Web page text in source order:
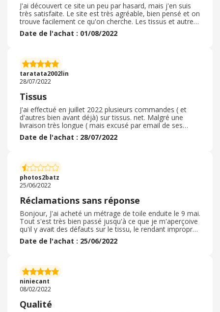
J'ai découvert ce site un peu par hasard, mais j'en suis
très satisfaite. Le site est très agréable, bien pensé et on
trouve facilement ce qu'on cherche. Les tissus et autres
articles de mercerie sont envoyés rapidement, ils sont
coupés proprement et bien emballés. Je n'ai rien à redire
variée de tissus, il y en a pour tous les goûts, de quoi
satisfaire la créativité de chacun.
Date de l'achat : 01/08/2022
taratata2002lin
28/07/2022
Tissus
J'ai effectué en juillet 2022 plusieurs commandes ( et
d'autres bien avant déjà) sur tissus. net. Malgré une
livraison très longue ( mais excusé par email de ses
retards avec bon de réduction) , la qualité du tissus est
bonne. J'ai reçue la première des livraisons et j'en suis
site est très agréable et facile d'accès. J'aime quand on
peut voir des mannequins qui porte des vêtements avec
les habits finis. Merci, je recommande ce site à mon
entourage.
Date de l'achat : 28/07/2022
photos2batz
25/06/2022
Réclamations sans réponse
Bonjour, J'ai acheté un métrage de toile enduite le 9 mai.
Tout s'est très bien passé jusqu'à ce que je m'aperçoive
qu'il y avait des défauts sur le tissu, le rendant impropre
à l'utilisation. J'ai donc contacté le SAV par téléphone,
impossible et à deux reprises via le formulaire de
ma demande à ce jour. Puis-je espérer une réponse un
jour ? Voir même le remplacement de la toile enduite ?
Merci pour votre aide.
Date de l'achat : 25/06/2022
niniecant
08/02/2022
Qualité